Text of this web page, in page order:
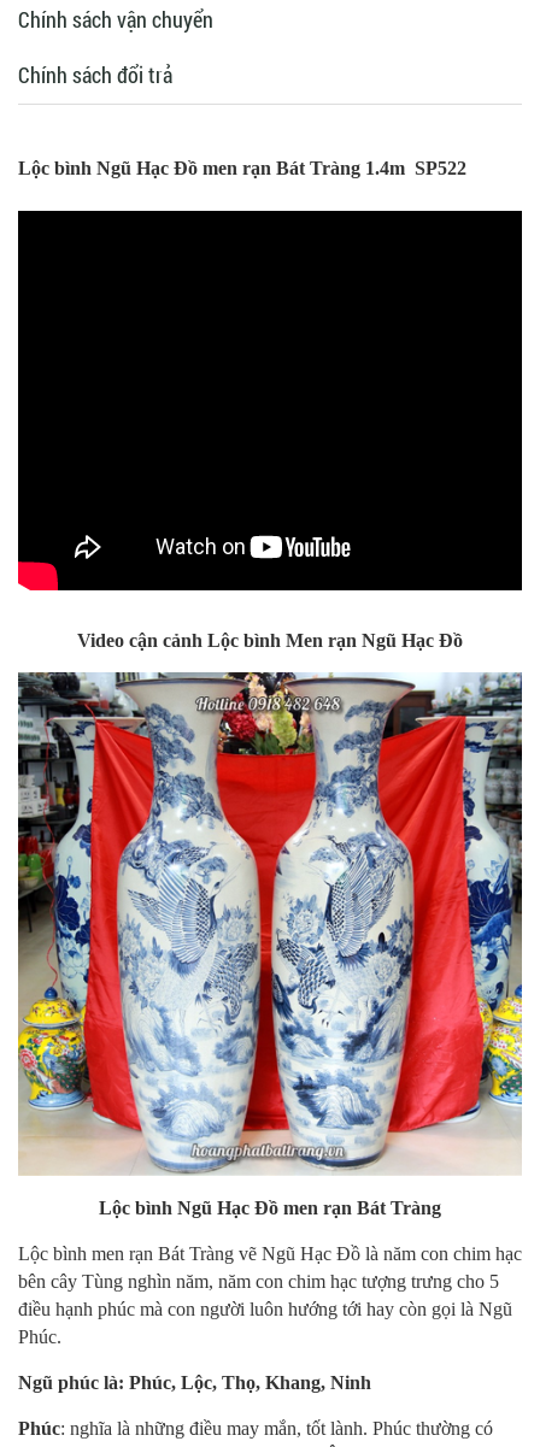
Chính sách vận chuyển
Chính sách đổi trả
Lộc bình Ngũ Hạc Đồ men rạn Bát Tràng 1.4m SP522
Video cận cảnh Lộc bình Men rạn Ngũ Hạc Đồ
Lộc bình Ngũ Hạc Đồ men rạn Bát Tràng
Lộc bình men rạn Bát Tràng vẽ Ngũ Hạc Đồ là năm con chim hạc
bên cây Tùng nghìn năm, năm con chim hạc tượng trưng cho 5
điều hạnh phúc mà con người luôn hướng tới hay còn gọi là Ngũ
Phúc.
Ngũ phúc là: Phúc, Lộc, Thọ, Khang, Ninh
Phúc: nghĩa là những điều may mắn, tốt lành. Phúc thường có